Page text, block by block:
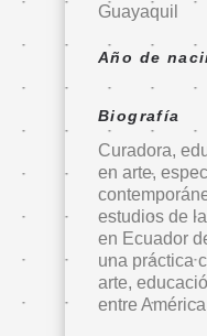
Guayaquil
Año de
Biografía
Curadora,
en arte,
estudios de
en Ecuador
una práctica
arte,
entre